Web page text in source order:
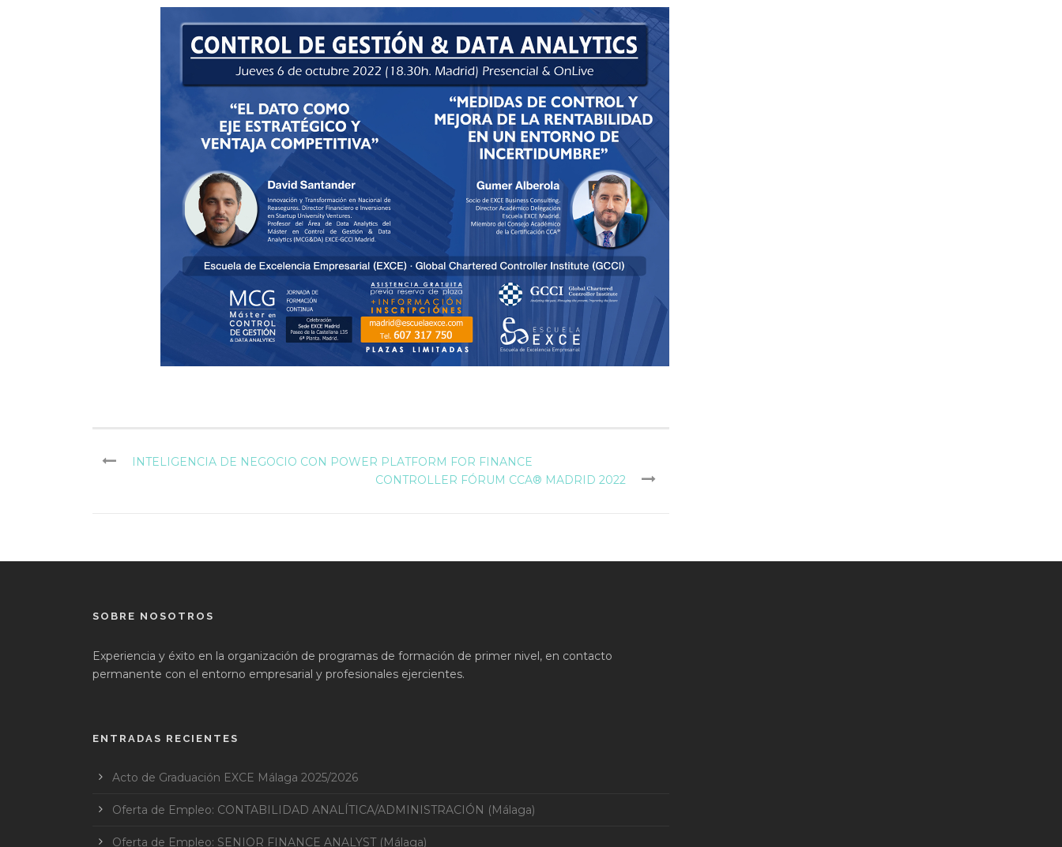
INTELIGENCIA DE NEGOCIO CON POWER PLATFORM FOR FINANCE
CONTROLLER FÓRUM CCA® MADRID 2022
SOBRE NOSOTROS
Experiencia y éxito en la organización de programas de formación de primer nivel, en contacto
permanente con el entorno empresarial y profesionales ejercientes.
ENTRADAS RECIENTES
Acto de Graduación EXCE Málaga 2025/2026
Oferta de Empleo: CONTABILIDAD ANALÍTICA/ADMINISTRACIÓN (Málaga)
Oferta de Empleo: SENIOR FINANCE ANALYST (Málaga)